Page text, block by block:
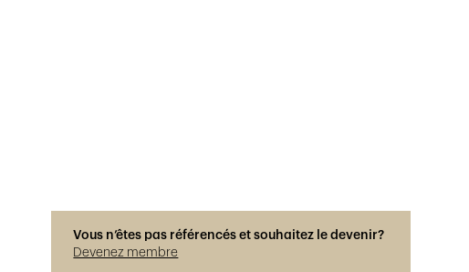
Vous n’êtes pas référencés et souhaitez le devenir?
Devenez membre